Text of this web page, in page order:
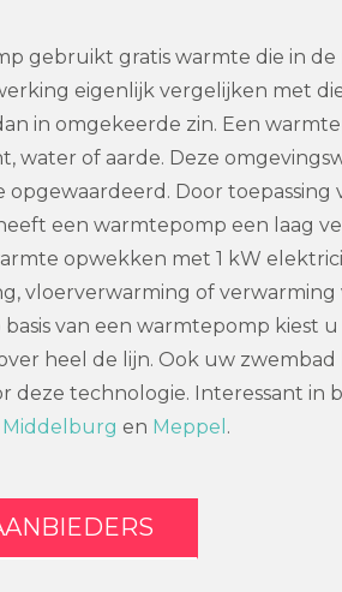
gebruikt gratis warmte die in
eigenlijk vergelijken met
in omgekeerde zin. Een
water of aarde. Deze
Door toepassing
een warmtepomp een laag
opwekken met 1 kW
vloerverwarming of verwarming
van een warmtepomp kiest u
heel de lijn. Ook uw zwembad
deze technologie. Interessant in
Middelburg en Meppel .